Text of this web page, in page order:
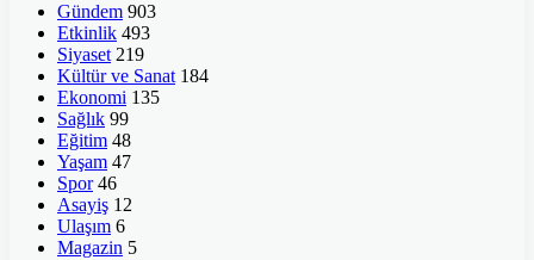
Gündem 903
Etkinlik 493
Siyaset 219
Kültür ve Sanat 184
Ekonomi 135
Sağlık 99
Eğitim 48
Yaşam 47
Spor 46
Asayiş 12
Ulaşım 6
Magazin 5